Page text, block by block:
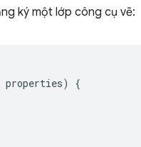
ký một lớp công cụ vẽ:
properties)
{